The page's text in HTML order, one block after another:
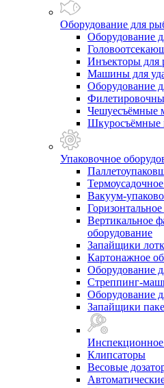
Оборудование для
Оборудование
Инъекторы для
Машины для
Оборудование
Чешуесъёмные
Упаковочное
Вакуум-
Вертикальное
оборудование
Запайщики
Картонажное
Оборудование
Стреппинг-
Оборудование
Запайщики
Клипсаторы
Весовые